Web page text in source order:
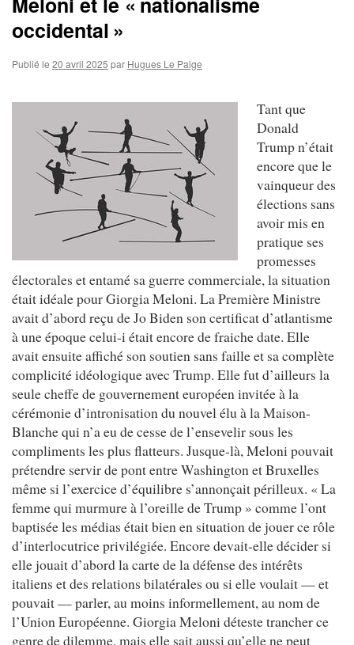
occidental »
Publié le 20 avril 2025 par Hugues Le Paige
Tant que
Donald
Trump n’était
encore que le
vainqueur des
élections sans
avoir mis en
pratique ses
promesses
électorales et entamé sa guerre commerciale, la situation
était idéale pour Giorgia Meloni. La Première Ministre
avait d’abord reçu de Jo Biden son certificat d’atlantisme
à une époque celui-i était encore de fraiche date. Elle
avait ensuite affiché son soutien sans faille et sa complète
complicité idéologique avec Trump. Elle fut d’ailleurs la
seule cheffe de gouvernement européen invitée à la
cérémonie d’intronisation du nouvel élu à la Maison-
Blanche qui n’a eu de cesse de l’ensevelir sous les
compliments les plus flatteurs. Jusque-là, Meloni pouvait
prétendre servir de pont entre Washington et Bruxelles
même si l’exercice d’équilibre s’annonçait périlleux. « La
femme qui murmure à l’oreille de Trump » comme l’ont
baptisée les médias était bien en situation de jouer ce rôle
d’interlocutrice privilégiée. Encore devait-elle décider si
elle jouait d’abord la carte de la défense des intérêts
italiens et des relations bilatérales ou si elle voulait — et
pouvait — parler, au moins informellement, au nom de
l’Union Européenne. Giorgia Meloni déteste trancher ce
genre de dilemme, mais elle sait aussi qu’elle ne peut